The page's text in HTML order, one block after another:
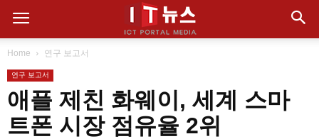
Home 연구 보고서
연구 보고서
애플 제친 화웨이, 세계 스마
트폰 시장 점유율 2위